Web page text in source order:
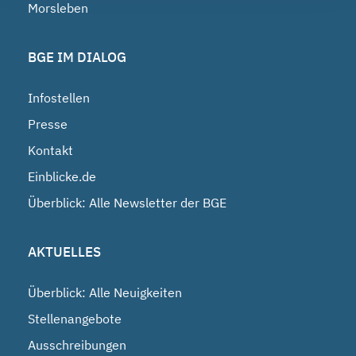
Morsleben
BGE IM DIALOG
Infostellen
Presse
Kontakt
Einblicke.de
Überblick: Alle Newsletter der BGE
AKTUELLES
Überblick: Alle Neuigkeiten
Stellenangebote
Ausschreibungen